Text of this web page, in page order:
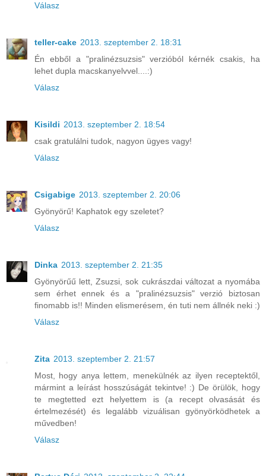
Válasz
teller-cake 2013. szeptember 2. 18:31
Én ebből a "pralinézsuzsis" verzióból kérnék csakis, ha
lehet dupla macskanyelvvel....:)
Válasz
Kisildi 2013. szeptember 2. 18:54
csak gratulálni tudok, nagyon ügyes vagy!
Válasz
Csigabige 2013. szeptember 2. 20:06
Gyönyörű! Kaphatok egy szeletet?
Válasz
Dinka 2013. szeptember 2. 21:35
Gyönyörűű lett, Zsuzsi, sok cukrászdai változat a nyomába
sem érhet ennek és a "pralinézsuzsis" verzió biztosan
finomabb is!! Minden elismerésem, én tuti nem állnék neki :)
Válasz
Zita 2013. szeptember 2. 21:57
Most, hogy anya lettem, menekülnék az ilyen receptektől,
mármint a leírást hosszúságát tekintve! :) De örülök, hogy
te megtetted ezt helyettem is (a recept olvasását és
értelmezését) és legalább vizuálisan gyönyörködhetek a
művedben!
Válasz